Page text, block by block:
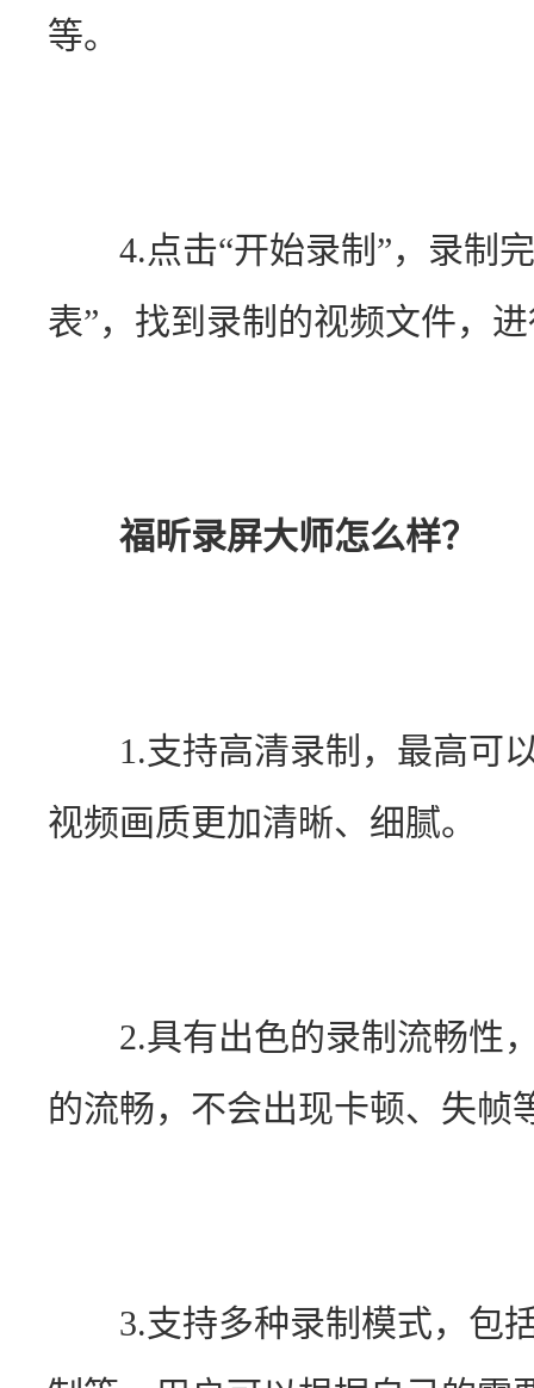
等。
4.点击“开始录制”，录制完
表”，找到录制的视频文件，
福昕录屏大师怎么样？
1.支持高清录制，最高可以
视频画质更加清晰、细腻。
2.具有出色的录制流畅性，
的流畅，不会出现卡顿、失帧
3.支持多种录制模式，包